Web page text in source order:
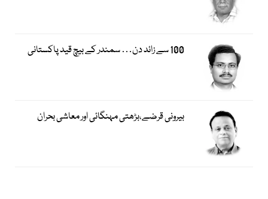
100 سے زائد دن… سمندر کے بیچ قید پاکستانی
بیرونی قرضے،بڑھتی مہنگائی اور معاشی بحران